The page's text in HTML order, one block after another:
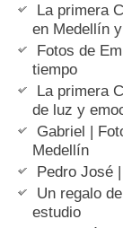
La primera
en Medellín
Fotos de
tiempo
La primera
de luz y
Gabriel |
Medellín
Pedro José
Un regalo
estudio